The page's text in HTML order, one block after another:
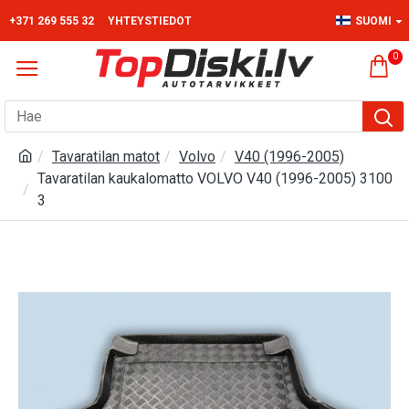
+371 269 555 32 YHTEYSTIEDOT SUOMI
0
Tavaratilan matot Volvo
V40 (1996-2005)
Tavaratilan kaukalomatto VOLVO V40 (1996-2005) 3100
3